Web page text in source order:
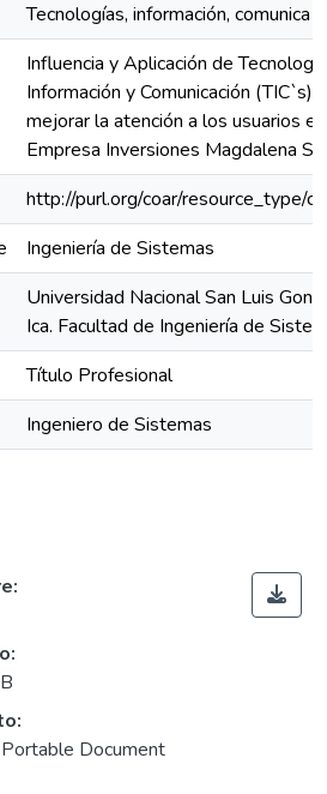
Tecnologías, información, comunica
Influencia y Aplicación de
Información y Comunicación (TIC`s)
mejorar la atención a los usuarios
Empresa Inversiones Magdalena
http://purl.org/coar/resource_type/
Ingeniería de Sistemas
Universidad Nacional San Luis
Ica. Facultad de Ingeniería de
Título Profesional
Ingeniero de Sistemas
Document